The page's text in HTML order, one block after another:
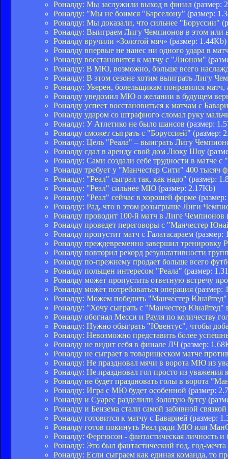
Роналду: Мы заслужили выход в финал (размер:
Роналду: "Мы не боимся "Барселону" (размер:
Роналду: Мы доказали, что сильнее "Боруссии"
Роналду: Выиграем Лигу Чемпионов в этом или
Роналду вручили «Золотой мяч» (размер: 1.44Kb)
Роналду впервые не нанес ни одного удара в
Роналду восстановится к матчу с "Лионом"
Роналду: В МЮ, возможно, больше всего
Роналду: В этом сезоне хотим выиграть Лигу
Роналду: Уверен, болельщикам понравился матч,
Роналду уведомил МЮ о желании в будущем
Роналду успеет восстановиться к матчам с
Роналду ударом со штрафного сломал руку
Роналду: У Атлетико не было шансов (размер:
Роналду сможет сыграть с "Боруссией" (размер:
Роналду: Цель "Реала" – выиграть Лигу
Роналду сдал в аренду свой дом Люку Шоу
Роналду: Сами создали себе трудности в матче с
Роналду требует у "Манчестер Сити" 400 тысяч
Роналду: "Реал" сыграл так, как надо" (размер:
Роналду: "Реал" сильнее МЮ (размер: 2.17Kb)
Роналду: "Реал" сейчас в хорошей форме
Роналду: Рад, что в этом розыгрыше Лиги
Роналду проводит 100-й матч в Лиге Чемпионов
Роналду проведет переговоры с "Манчестер
Роналду пропустит матч с Галатасараем (размер:
Роналду преждевременно завершил тренировку
Роналду повторил рекорд результативности
Роналду по-прежнему продает больше всего
Роналду польщен интересом "Реала" (размер:
Роналду может пропустить ответную встречу
Роналду может потребоваться операция (размер:
Роналду: Можем победить "Манчестер Юнайтед"
Роналду: "Хочу сыграть с "Манчестер
Роналду обогнал Месси и Рауля по количеству
Роналду: Нужно обыграть "Ювентус", чтобы
Роналду: Невозможно представить более
Роналду не видит себя в финале ЛЧ (размер:
Роналду не сыграет в товарищеском матче
Роналду: Не праздновал мячи в ворота МЮ из
Роналду: Не праздновал гол просто из
Роналду не будет праздновать голы в ворота
Роналду: Игра с МЮ будет особенной (размер:
Роналду и Суарес разделили Золотую бутсу
Роналду и Бензема стали самой забивной
Роналду готовится к матчу с Баварией (размер:
Роналду готов покинуть Реал ради МЮ или
Роналду: Фергюсон - фантастическая личность и
Роналду: Это был фантастический год, год-мечта
Роналду: Если сыграем как единая команда, то